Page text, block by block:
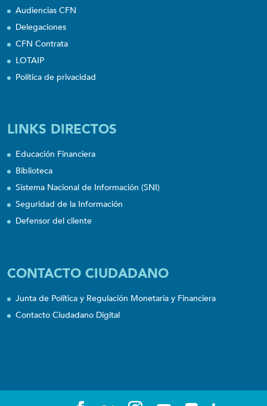
Audiencias CFN
Delegaciones
CFN Contrata
LOTAIP
Política de privacidad
LINKS DIRECTOS
Educación Financiera
Biblioteca
Sistema Nacional de Información (SNI)
Seguridad de la Información
Defensor del cliente
CONTACTO CIUDADANO
Junta de Política y Regulación Monetaria y Financiera
Contacto Ciudadano Digital